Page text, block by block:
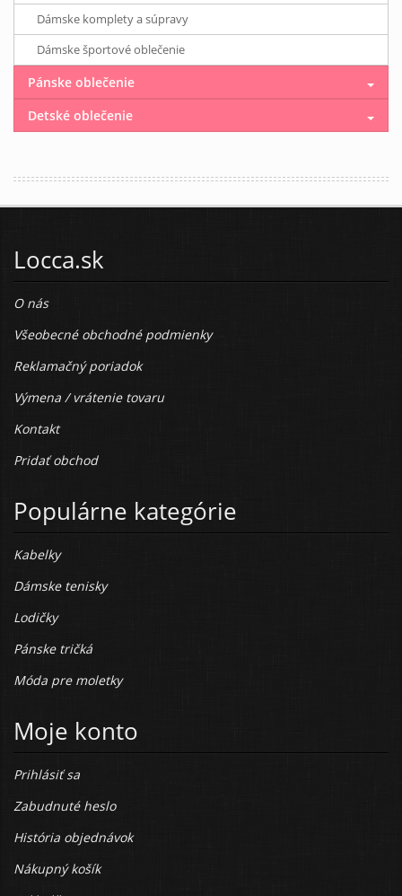
Dámske komplety a súpravy
Dámske športové oblečenie
Pánske oblečenie
Detské oblečenie
Locca.sk
O nás
Všeobecné obchodné podmienky
Reklamačný poriadok
Výmena / vrátenie tovaru
Kontakt
Pridať obchod
Populárne kategórie
Kabelky
Dámske tenisky
Lodičky
Pánske tričká
Móda pre moletky
Moje konto
Prihlásiť sa
Zabudnuté heslo
História objednávok
Nákupný košík